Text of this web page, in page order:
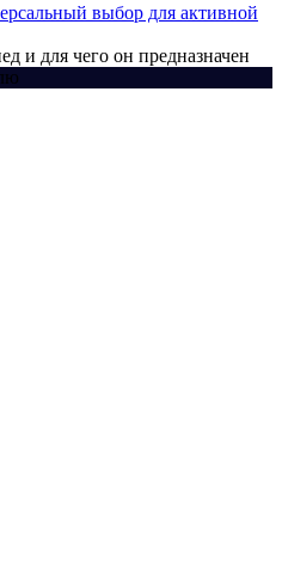
выбор для активной
и для чего он предназначен